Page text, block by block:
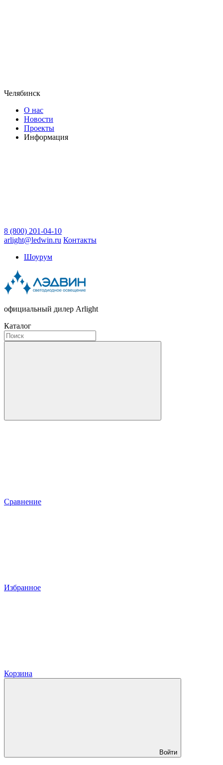
Челябинск
О нас
Новости
Проекты
Информация
8 (800) 201-04-10
arlight@ledwin.ru Контакты
Шоурум
официальный дилер Arlight
Каталог
Сравнение
Избранное
Корзина
Войти